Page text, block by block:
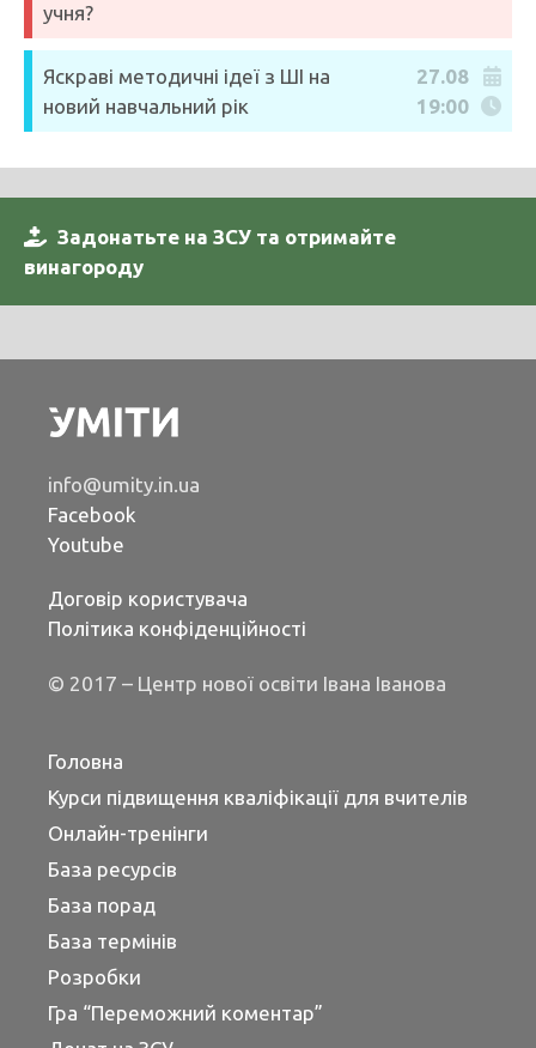
учня?
Яскраві методичні ідеї з ШІ на
новий навчальний рік
27.08
19:00
Задонатьте на ЗСУ та отримайте
винагороду
info@umity.in.ua
Facebook
Youtube
Договір користувача
Політика конфіденційності
© 2017 – Центр нової освіти Івана Іванова
Головна
Курси підвищення кваліфікації для вчителів
Онлайн-тренінги
База ресурсів
База порад
База термінів
Розробки
Гра “Переможний коментар”